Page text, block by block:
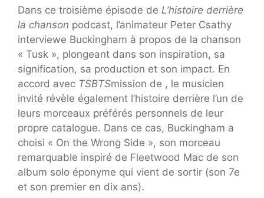
Dans ce troisième épisode de L’histoire derrière
la chanson podcast, l’animateur Peter Csathy
interviewe Buckingham à propos de la chanson
« Tusk », plongeant dans son inspiration, sa
signification, sa production et son impact. En
accord avec TSBTSmission de , le musicien
invité révèle également l’histoire derrière l’un de
leurs morceaux préférés personnels de leur
propre catalogue. Dans ce cas, Buckingham a
choisi « On the Wrong Side », son morceau
remarquable inspiré de Fleetwood Mac de son
album solo éponyme qui vient de sortir (son 7e
et son premier en dix ans).